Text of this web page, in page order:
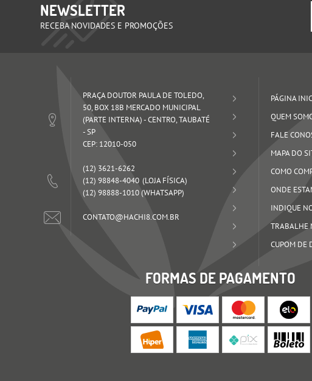
NEWSLETTER
RECEBA NOVIDADES E PROMOÇÕES
PRAÇA DOUTOR PAULA DE TOLEDO,
50, BOX 18B MERCADO MUNICIPAL
(PARTE INTERNA)-CENTRO, TAUBATÉ
-SP
CEP: 12010-050
(12) 3621-6262
(12) 98848-4040
(12) 98888-1010(WHATSAPP)
CONTATO@HACHI8.COM.BR
PÁGINA
QUEM
FALE
MAPA DO
COMO
ONDE
INDIQUE
TRABALHE
CUPOM DE
FORMAS DE PAGAMENTO